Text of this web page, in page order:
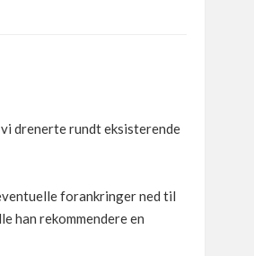
drenerte rundt eksisterende
forankringer ned til
han rekommendere en